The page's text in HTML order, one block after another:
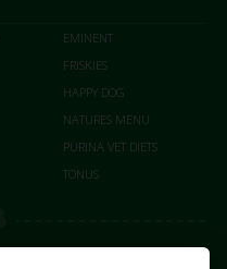
EMINENT
FRISKIES
HAPPY DOG
NATURES MENU
PURINA VET DIETS
TONUS